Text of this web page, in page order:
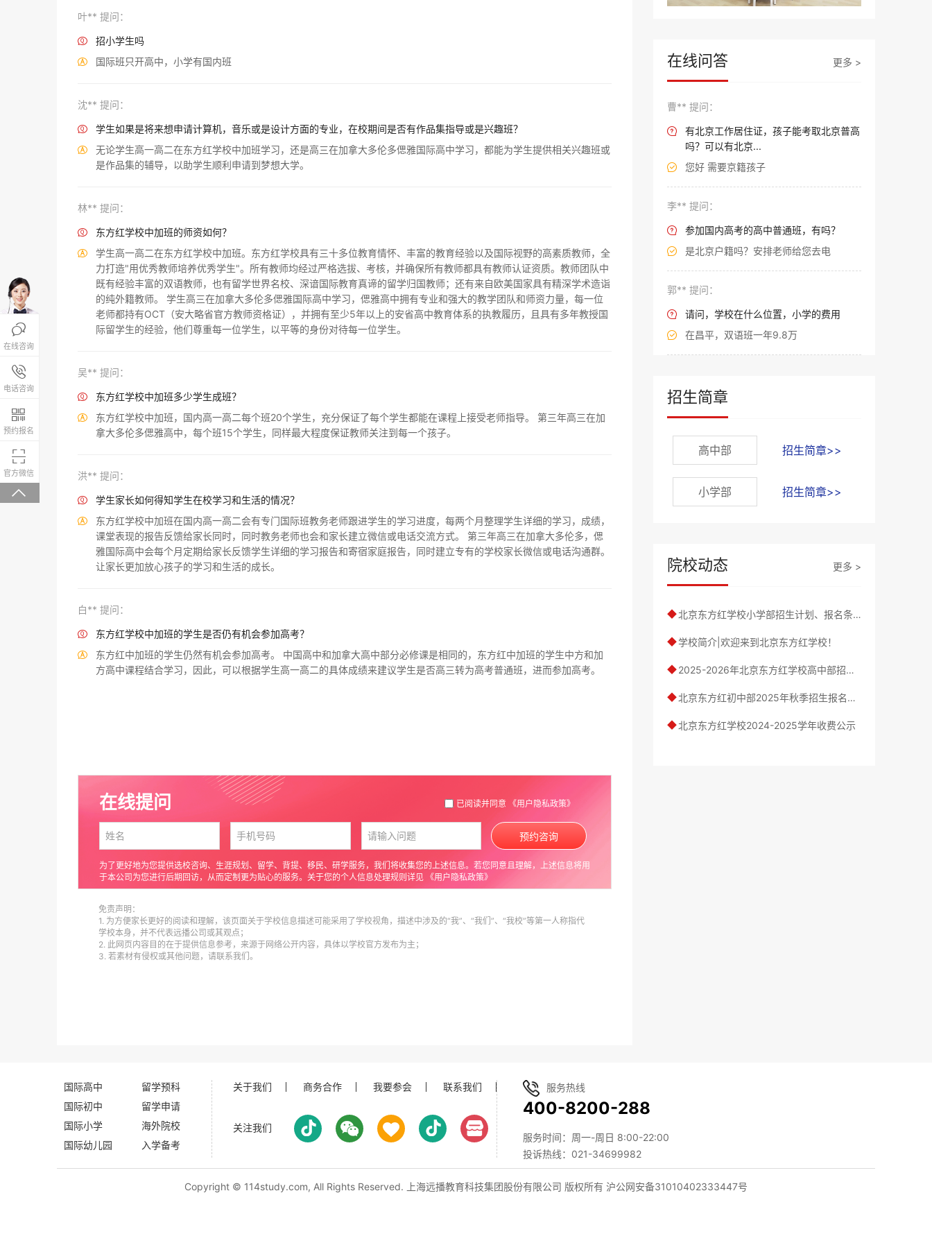
叶** 提问：
 招小学生吗
 国际班只开高中，小学有国内班
沈** 提问：
 学生如果是将来想申请计算机，音乐或是设计方面的专业，在校期间是否有作品集指导或是兴趣班？

无论学生高一高二在东方红学校中加班学习，还是高三在加拿大多伦多偲雅国际高中学习，都能为学生提供相关兴趣班或
是作品集的辅导，以助学生顺利申请到梦想大学。
林** 提问：
 东方红学校中加班的师资如何？

学生高一高二在东方红学校中加班。东方红学校具有三十多位教育情怀、丰富的教育经验以及国际视野的高素质教师，全
力打造"用优秀教师培养优秀学生"。所有教师均经过严格选拔、考核，并确保所有教师都具有教师认证资质。教师团队中
既有经验丰富的双语教师，也有留学世界名校、深谙国际教育真谛的留学归国教师；还有来自欧美国家具有精深学术造诣
的纯外籍教师。 学生高三在加拿大多伦多偲雅国际高中学习，偲雅高中拥有专业和强大的教学团队和师资力量，每一位
老师都持有OCT（安大略省官方教师资格证），并拥有至少5年以上的安省高中教育体系的执教履历，且具有多年教授国
际留学生的经验，他们尊重每一位学生，以平等的身份对待每一位学生。
吴** 提问：
 东方红学校中加班多少学生成班？

东方红学校中加班，国内高一高二每个班20个学生，充分保证了每个学生都能在课程上接受老师指导。 第三年高三在加
拿大多伦多偲雅高中，每个班15个学生，同样最大程度保证教师关注到每一个孩子。
洪** 提问：
 学生家长如何得知学生在校学习和生活的情况？

东方红学校中加班在国内高一高二会有专门国际班教务老师跟进学生的学习进度，每两个月整理学生详细的学习，成绩，
课堂表现的报告反馈给家长同时，同时教务老师也会和家长建立微信或电话交流方式。 第三年高三在加拿大多伦多，偲
雅国际高中会每个月定期给家长反馈学生详细的学习报告和寄宿家庭报告，同时建立专有的学校家长微信或电话沟通群。
让家长更加放心孩子的学习和生活的成长。
白** 提问：
 东方红学校中加班的学生是否仍有机会参加高考？

东方红中加班的学生仍然有机会参加高考。 中国高中和加拿大高中部分必修课是相同的，东方红中加班的学生中方和加
方高中课程结合学习，因此，可以根据学生高一高二的具体成绩来建议学生是否高三转为高考普通班，进而参加高考。
在线提问 已阅读并同意 《用户隐私政策》
为了更好地为您提供选校咨询、生涯规划、留学、背提、移民、研学服务，我们将收集您的上述信息。若您同意且理解，上述信息将用
于本公司为您进行后期回访，从而定制更为贴心的服务。关于您的个人信息处理规则详见 《用户隐私政策》
预约咨询
免责声明：
1. 为方便家长更好的阅读和理解，该页面关于学校信息描述可能采用了学校视角，描述中涉及的“我”、“我们”、“我校”等第一人称指代
学校本身，并不代表远播公司或其观点；
2. 此网页内容目的在于提供信息参考，来源于网络公开内容，具体以学校官方发布为主；
3. 若素材有侵权或其他问题，请联系我们。
在线问答 更多 >
曹** 提问：

有北京工作居住证，孩子能考取北京普高
吗？可以有北京...
 您好 需要京籍孩子
李** 提问：
 参加国内高考的高中普通班，有吗？
 是北京户籍吗？安排老师给您去电
郭** 提问：
 请问，学校在什么位置，小学的费用
 在昌平，双语班一年9.8万
招生简章
高中部 招生简章>>
小学部 招生简章>>
院校动态 更多 >
◆ 北京东方红学校小学部招生计划、报名条件及学费标准
◆学校简介|欢迎来到北京东方红学校！
◆ 2025-2026年北京东方红学校高中部招生简章
◆ 北京东方红初中部2025年秋季招生报名工作开启
◆ 北京东方红学校2024-2025学年收费公示
国际高中
国际初中
国际小学
国际幼儿园
留学预科
留学申请
海外院校
入学备考
关于我们 商务合作 我要参会 联系我们
关注我们
服务热线
400-8200-288
服务时间：周一-周日 8:00-22:00
投诉热线：021-34699982
Copyright © 114study.com, All Rights Reserved. 上海远播教育科技集团股份有限公司 版权所有 沪公网安备31010402333447号

在线咨询

电话咨询
报名咨询热线

预约报名

官方微信 微信关注，回复“学校大礼包”有惊喜
